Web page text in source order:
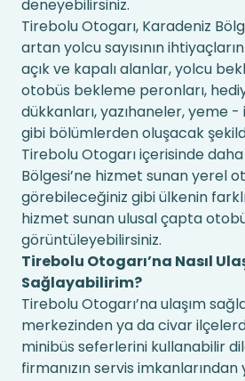
deneyebilirsiniz.
Tirebolu Otogarı, Karadeniz
artan yolcu sayısının
açık ve kapalı alanlar, yolcu
otobüs bekleme peronları,
dükkanları, yazıhaneler, yeme
gibi bölümlerden oluşacak
Tirebolu Otogarı içerisinde
Bölgesi’ne hizmet sunan yerel
görebileceğiniz gibi ülkenin
hizmet sunan ulusal çapta
görüntüleyebilirsiniz.
Tirebolu Otogarı’na Nasıl
Sağlayabilirim?
Tirebolu Otogarı’na ulaşım
merkezinden ya da civar
minibüs seferlerini kullanabilir
firmanızın servis